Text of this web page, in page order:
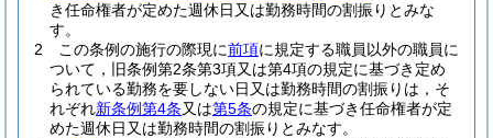
き任命権者が定めた週休日又は勤務時間の割振りとみな
す。
2
この条例の施行の際現に前項に規定する職員以外の職員に
ついて，旧条例第2条第3項又は第4項の規定に基づき定め
られている勤務を要しない日又は勤務時間の割振りは，そ
れぞれ新条例第4条又は第5条の規定に基づき任命権者が定
めた週休日又は勤務時間の割振りとみなす。